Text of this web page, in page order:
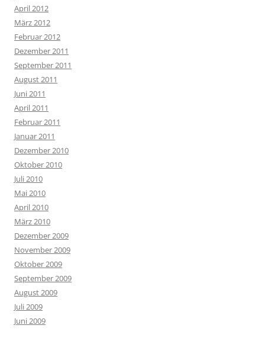
April 2012
März 2012
Februar 2012
Dezember 2011
September 2011
August 2011
Juni 2011
April 2011
Februar 2011
Januar 2011
Dezember 2010
Oktober 2010
Juli 2010
Mai 2010
April 2010
März 2010
Dezember 2009
November 2009
Oktober 2009
September 2009
August 2009
Juli 2009
Juni 2009